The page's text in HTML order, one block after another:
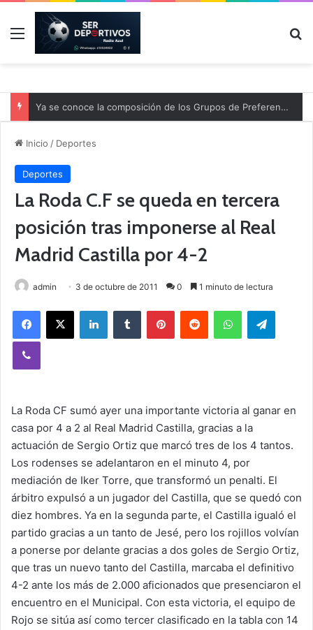
Menú
Ya se conoce la composición de los Grupos de Preferente y el calendario
Inicio / Deportes
Deportes
La Roda C.F se queda en tercera
posición tras imponerse al Real
Madrid Castilla por 4-2
admin 3 de octubre de 2011 0 1 minuto de lectura
La Roda CF sumó ayer una importante victoria al ganar en
casa por 4 a 2 al Real Madrid Castilla, gracias a la
actuación de Sergio Ortiz que marcó tres de los 4 tantos.
Los rodenses se adelantaron en el minuto 4, por
mediación de Iker Torre, que transformó un penalti. El
árbitro expulsó a un jugador del Castilla, que se quedó con
diez hombres. Ya en la segunda parte, el Castilla igualó el
partido gracias a un tanto de Jesé, pero los rojillos volvían
a ponerse por delante gracias a dos goles de Sergio Ortiz,
que tras un nuevo tanto del Castilla, marcaba el definitivo
4-2 ante los más de 2.000 aficionados que presenciaron el
encuentro en el Municipal. Con esta victoria, el equipo de
Rojo se sitúa así como tercer clasificado en la tabla con 14